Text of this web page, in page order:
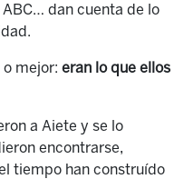
ABC… dan cuenta de lo
o mejor: eran lo que ellos
a Aiete y se lo
encontrarse,
tiempo han construído